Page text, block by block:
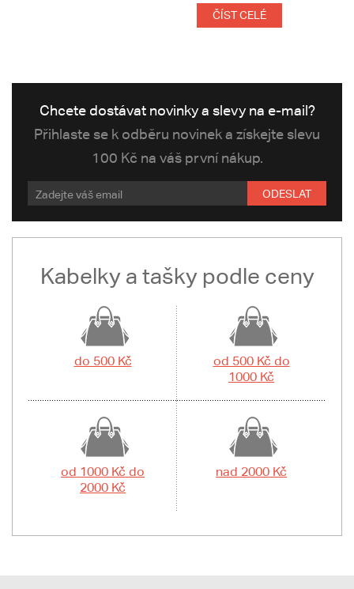
ČÍST CELÉ
Chcete dostávat novinky a slevy na e-mail?
Přihlaste se k odběru novinek a získejte slevu
100 Kč na váš první nákup.
ODESLAT
Kabelky a tašky podle ceny
do 500 Kč
od 500 Kč do
1000 Kč
od 1000 Kč do
2000 Kč
nad 2000 Kč